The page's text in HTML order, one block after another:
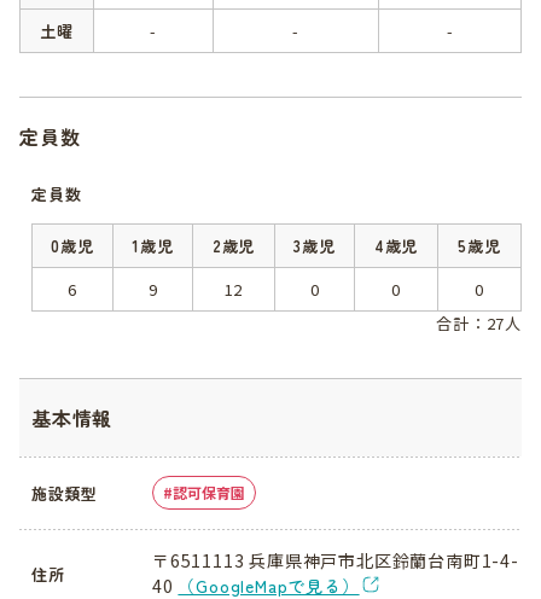
土曜
- - -
定員数
定員数
0歳児 1歳児 2歳児 3歳児 4歳児
5歳児
6
9 12 0 0
0
合計：27人
基本情報
施設類型 認可保育園
住所
〒6511113 兵庫県神戸市北区鈴蘭台南町1-4-
40
（GoogleMapで見る）